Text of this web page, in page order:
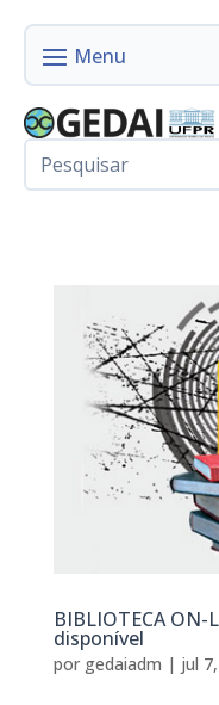
BIBLIOTECA ON-
disponível
por gedaiadm | jul